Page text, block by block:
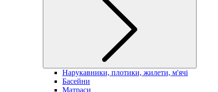
Нарукавники, плотики, жилети, м'ячі
Басейни
Матраси